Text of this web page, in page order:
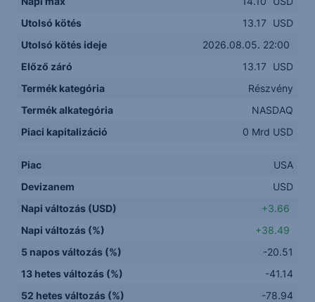
Utolsó kötés
13.17
USD
Utolsó kötés ideje
2026.08.05. 22:00
Előző záró
13.17
USD
Termék kategória
Részvény
Termék alkategória
NASDAQ
Piaci kapitalizáció
0 Mrd USD
Piac
USA
Devizanem
USD
Napi változás (USD)
+3.66
Napi változás (%)
+38.49
5 napos változás (%)
-20.51
13 hetes változás (%)
-41.14
52 hetes változás (%)
-78.94